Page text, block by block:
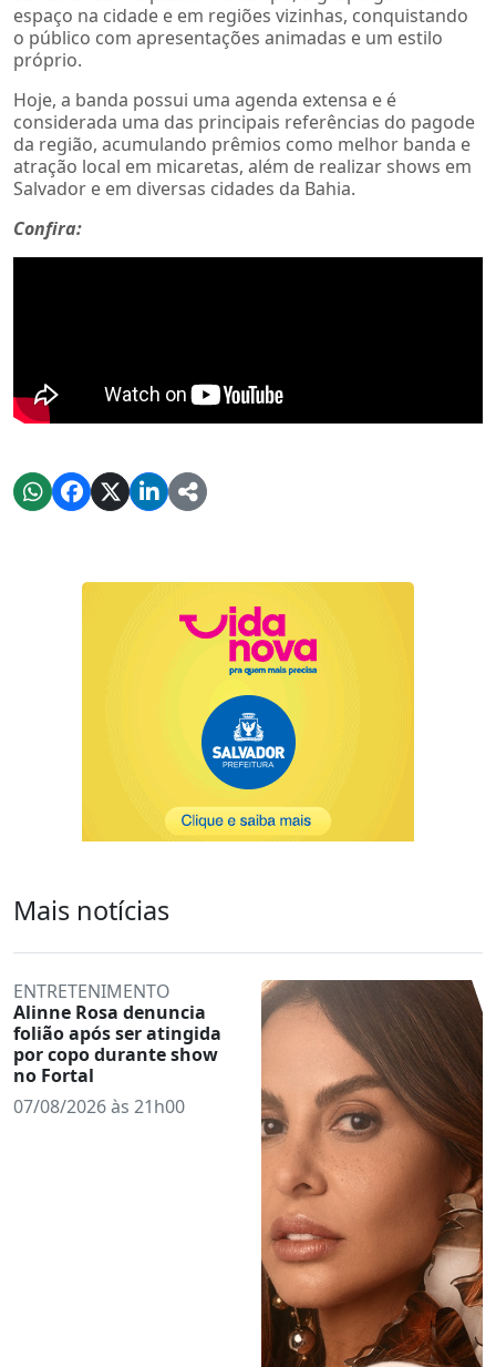
espaço na cidade e em regiões vizinhas, conquistando
o público com apresentações animadas e um estilo
próprio.
Hoje, a banda possui uma agenda extensa e é
considerada uma das principais referências do pagode
da região, acumulando prêmios como melhor banda e
atração local em micaretas, além de realizar shows em
Salvador e em diversas cidades da Bahia.
Confira:
Mais notícias
ENTRETENIMENTO
Alinne Rosa denuncia
folião após ser atingida
por copo durante show
no Fortal
07/08/2026 às 21h00